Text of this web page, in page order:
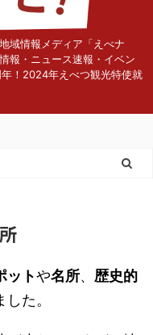
域情報メディア「えべナ
報・ニュース速報・イベン
！2024年えべつ観光特使就
ットや名所、 歴史的
た。